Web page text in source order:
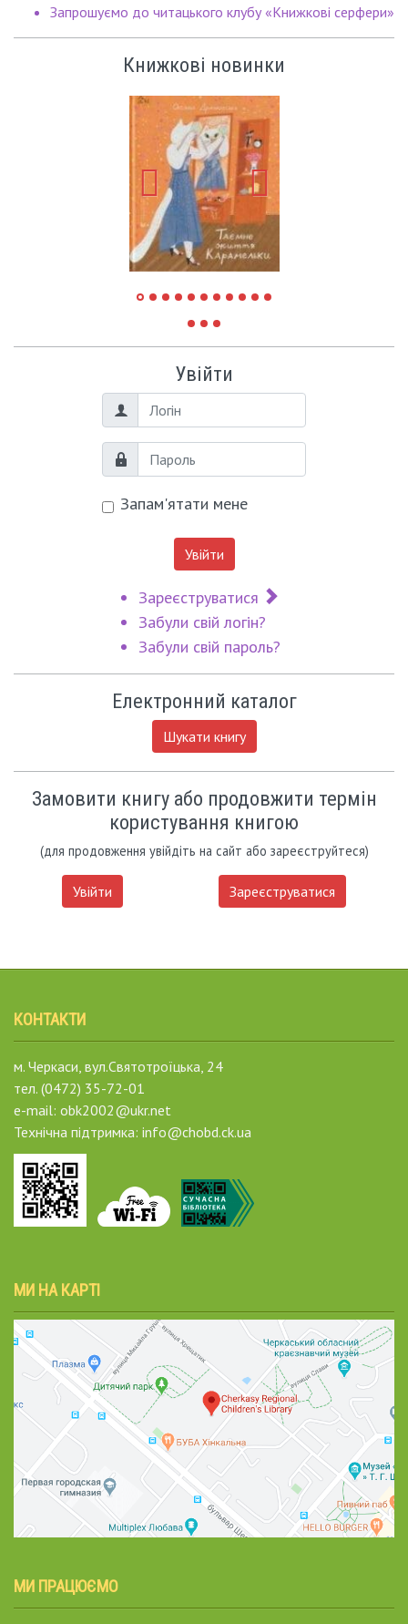
Запрошуємо до читацького клубу «Книжкові серфери»
Книжкові новинки
Увійти
Логін
Пароль
Запам'ятати мене
Увійти
Зареєструватися
Забули свій логін?
Забули свій пароль?
Електронний каталог
Шукати книгу
Замовити книгу або продовжити термін
користування книгою
(для продовження увійдіть на сайт або зареєструйтеся)
Увійти Зареєструватися
КОНТАКТИ
м. Черкаси, вул.Святотроїцька, 24
тел. (0472) 35-72-01
e-mail: obk2002@ukr.net
Технічна підтримка: info@chobd.ck.ua
МИ НА КАРТІ
МИ ПРАЦЮЄМО